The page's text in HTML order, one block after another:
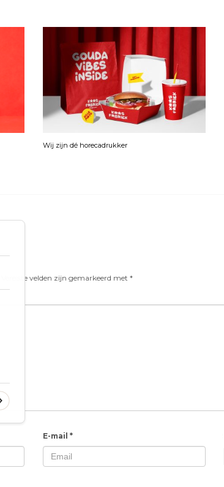
Wij zijn dé horecadrukker
Vereiste velden zijn gemarkeerd met *
E-mail *